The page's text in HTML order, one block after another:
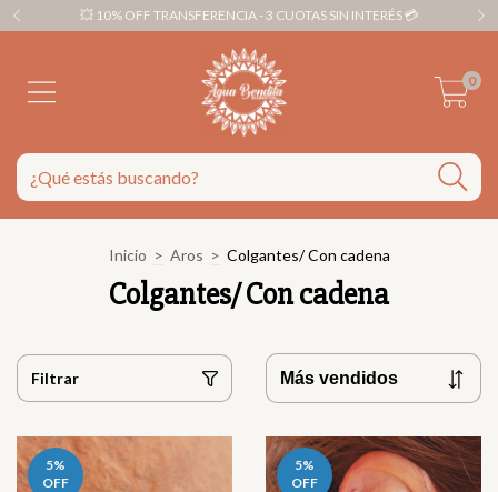
💥 10% OFF TRANSFERENCIA - 3 CUOTAS SIN INTERÉS 💳
0
Inicio > Aros > Colgantes/ Con cadena
Colgantes/ Con cadena
Filtrar
5%
OFF
5%
OFF